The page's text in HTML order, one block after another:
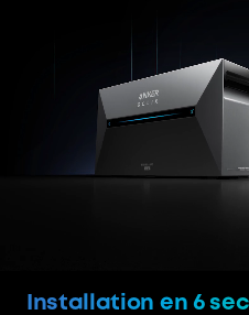
Installation en 6